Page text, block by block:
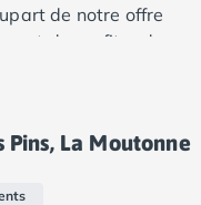
de notre offre
de profiter de
Pins, La Moutonne